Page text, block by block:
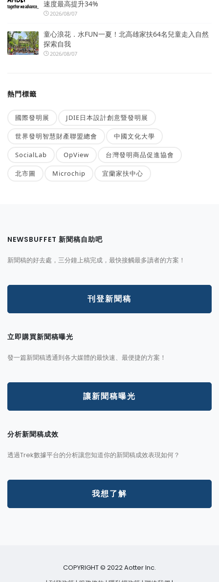
速度最高提升34%
2026/08/07
童心浪花．水FUN一夏！北高雄家扶64名兒童走入自然
探索自我
2026/08/07
熱門標籤
國際發明展 JDIE日本設計創意暨發明展
世界發明智慧財產聯盟總會 中國文化大學
SocialLab OpView 台灣發明商品促進協會
北市圖 Microchip 宜蘭家扶中心
NEWSBUFFET 新聞稿自助吧
新聞稿的好去處，三分鐘上稿完成，最快接觸最多讀者的方案！
刊登新聞稿
立即購買新聞稿曝光
發一篇新聞稿透通到各大媒體的最快速、最便捷的方案！
讓新聞稿曝光
分析新聞稿成效
透過Trek數據平台的分析讓您知道你的新聞稿成效表現如何？
我想了解
COPYRIGHT © 2022 Aotter Inc.